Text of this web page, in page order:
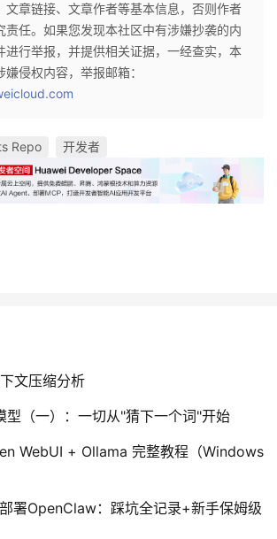
文章链接、文章作者等基本信息，否则作者
责任。如果您发现本社区中有涉嫌抄袭的内
进行举报，并提供相关证据，一经查实，本
侵权内容，举报邮箱：
Repo 开发者
文压缩分析
型（一）：一切从"猜下一个词"开始
WebUI + Ollama 完整教程（Windows
署OpenClaw：踩坑全记录+新手保姆级